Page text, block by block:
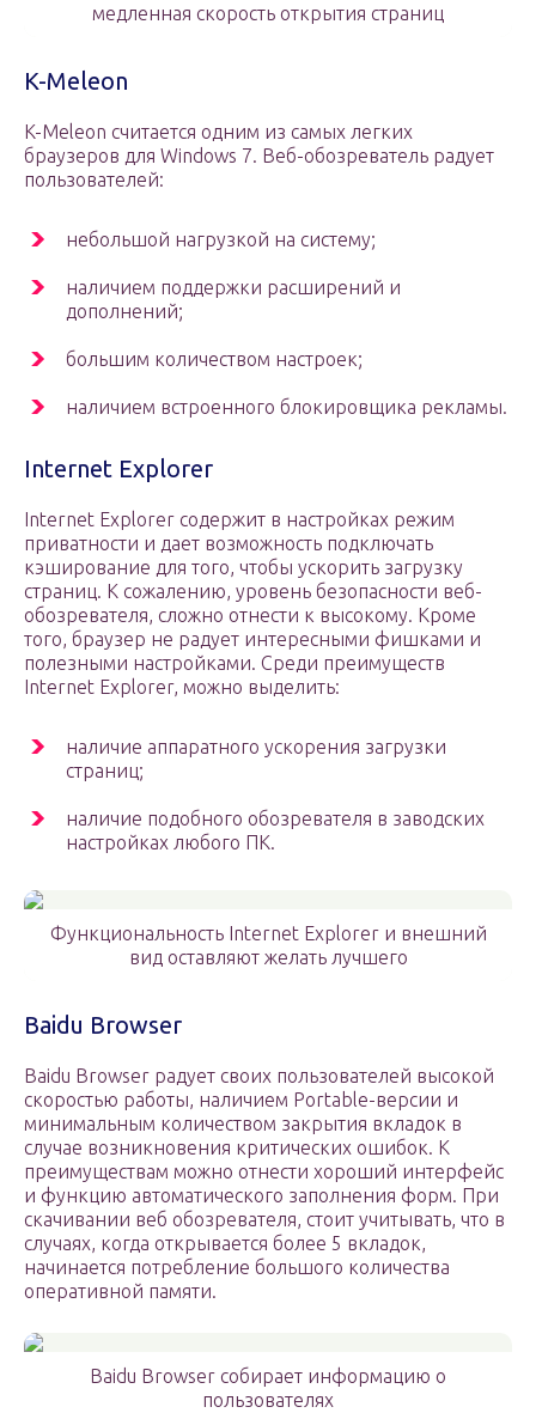
медленная скорость открытия страниц
K-Meleon
K-Meleon считается одним из самых легких
браузеров для Windows 7. Веб-обозреватель радует
пользователей:
небольшой нагрузкой на систему;
наличием поддержки расширений и
дополнений;
большим количеством настроек;
наличием встроенного блокировщика рекламы.
Internet Explorer
Internet Explorer содержит в настройках режим
приватности и дает возможность подключать
кэширование для того, чтобы ускорить загрузку
страниц. К сожалению, уровень безопасности веб-
обозревателя, сложно отнести к высокому. Кроме
того, браузер не радует интересными фишками и
полезными настройками. Среди преимуществ
Internet Explorer, можно выделить:
наличие аппаратного ускорения загрузки
страниц;
наличие подобного обозревателя в заводских
настройках любого ПК.
Функциональность Internet Explorer и внешний
вид оставляют желать лучшего
Baidu Browser
Baidu Browser радует своих пользователей высокой
скоростью работы, наличием Portable-версии и
минимальным количеством закрытия вкладок в
случае возникновения критических ошибок. К
преимуществам можно отнести хороший интерфейс
и функцию автоматического заполнения форм. При
скачивании веб обозревателя, стоит учитывать, что в
случаях, когда открывается более 5 вкладок,
начинается потребление большого количества
оперативной памяти.
Baidu Browser собирает информацию о
пользователях